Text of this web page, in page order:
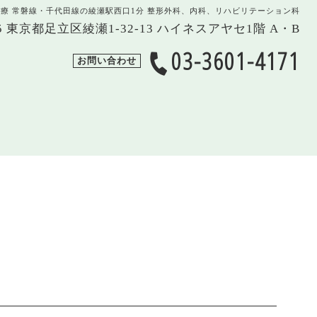
常磐線・千代田線の綾瀬駅西口1分 整形外科、内科、リハビリテーション科
東京都足立区綾瀬1-32-13 ハイネスアヤセ1階 A・B
お問い合わせ 03-3601-4171